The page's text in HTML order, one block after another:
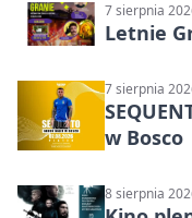
7 sierpnia
Letnie
7 sierpnia
w Bosco
8 sierpnia